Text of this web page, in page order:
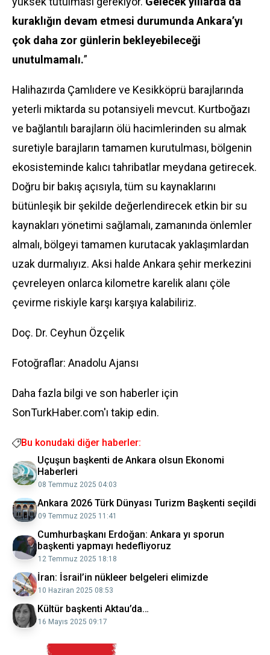
kuraklığın devam etmesi durumunda Ankara’yı
çok daha zor günlerin bekleyebileceği
unutulmamalı.”
Halihazırda Çamlıdere ve Kesikköprü barajlarında
yeterli miktarda su potansiyeli mevcut. Kurtboğazı
ve bağlantılı barajların ölü hacimlerinden su almak
suretiyle barajların tamamen kurutulması, bölgenin
ekosisteminde kalıcı tahribatlar meydana getirecek.
Doğru bir bakış açısıyla, tüm su kaynaklarını
bütünleşik bir şekilde değerlendirecek etkin bir su
kaynakları yönetimi sağlamalı, zamanında önlemler
almalı, bölgeyi tamamen kurutacak yaklaşımlardan
uzak durmalıyız. Aksi halde Ankara şehir merkezini
çevreleyen onlarca kilometre karelik alanı çöle
çevirme riskiyle karşı karşıya kalabiliriz.
Doç. Dr. Ceyhun Özçelik
Fotoğraflar: Anadolu Ajansı
Daha fazla bilgi ve son haberler için
SonTurkHaber.com'ı takip edin.
Bu konudaki diğer haberler:
Uçuşun başkenti de Ankara olsun Ekonomi
Haberleri
08 Temmuz 2025 04:03
Ankara 2026 Türk Dünyası Turizm Başkenti seçildi
09 Temmuz 2025 11:41
Cumhurbaşkanı Erdoğan: Ankara yı sporun
başkenti yapmayı hedefliyoruz
12 Temmuz 2025 18:18
İran: İsrail’in nükleer belgeleri elimizde
10 Haziran 2025 08:53
Kültür başkenti Aktau’da…
16 Mayıs 2025 09:17